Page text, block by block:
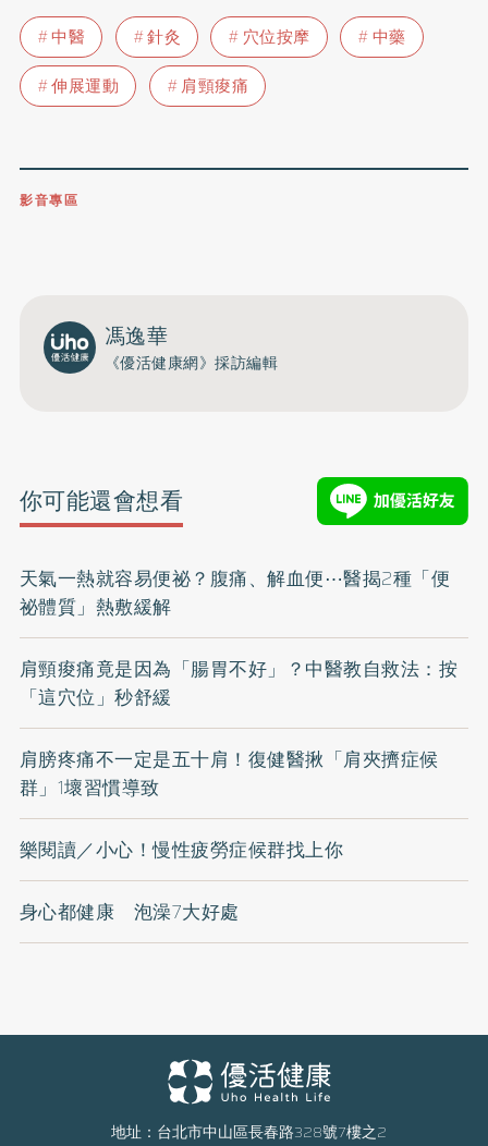
中醫 針灸 穴位按摩
中藥
伸展運動
肩頸痠痛
影音專區
馮逸華
《優活健康網》採訪編輯
你可能還會想看
天氣一熱就容易便祕？腹痛、解血便⋯醫揭2種「便
祕體質」熱敷緩解
肩頸痠痛竟是因為「腸胃不好」？中醫教自救法：按
「這穴位」秒舒緩
肩膀疼痛不一定是五十肩！復健醫揪「肩夾擠症候
群」1壞習慣導致
樂閱讀／小心！慢性疲勞症候群找上你
身心都健康 泡澡7大好處
地址：台北市中山區長春路328號7樓之2